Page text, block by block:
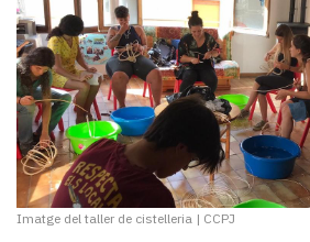
Imatge del taller de cistelleria | CCPJ